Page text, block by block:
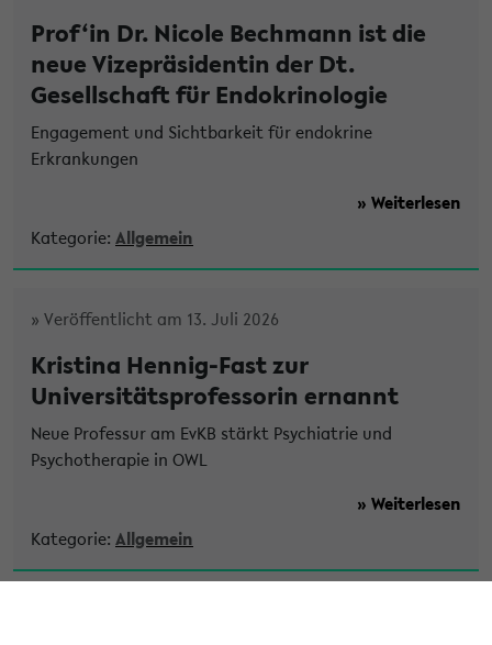
Prof‘in Dr. Nicole Bechmann ist die
neue Vizepräsidentin der Dt.
Gesellschaft für Endokrinologie
Engagement und Sichtbarkeit für endokrine
Erkrankungen
» Weiterlesen
Kategorie: Allgemein
» Veröffentlicht am 13. Juli 2026
Kristina Hennig-Fast zur
Universitätsprofessorin ernannt
Neue Professur am EvKB stärkt Psychiatrie und
Psychotherapie in OWL
» Weiterlesen
Kategorie: Allgemein